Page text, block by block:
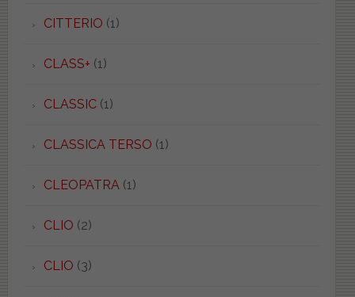
CITTERIO (1)
CLASS+ (1)
CLASSIC(1)
CLASSICA TERSO (1)
CLEOPATRA (1)
CLIO (2)
CLIO (3)